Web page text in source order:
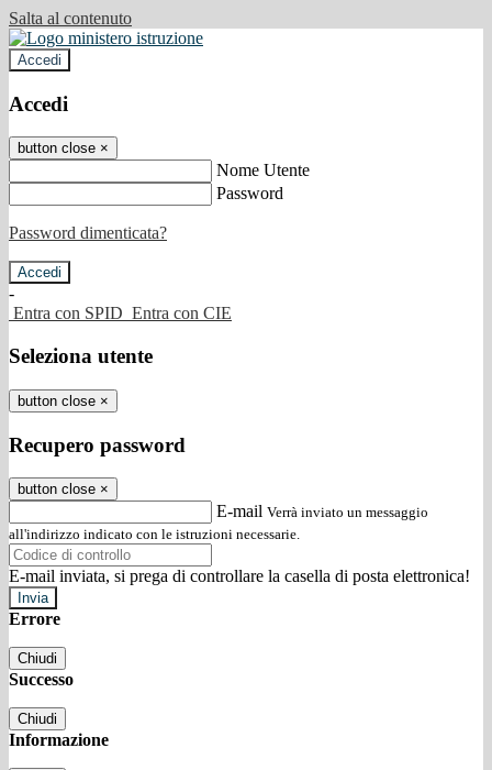
Salta al contenuto
Accedi
Accedi
button close ×
Nome Utente
Password
Password dimenticata?
-
Entra con SPID Entra con CIE
Seleziona utente
button close ×
Recupero password
button close ×
E-mail Verrà inviato un messaggio
all'indirizzo indicato con le istruzioni necessarie.
E-mail inviata, si prega di controllare la casella di posta elettronica!
Errore
Chiudi
Successo
Chiudi
Informazione